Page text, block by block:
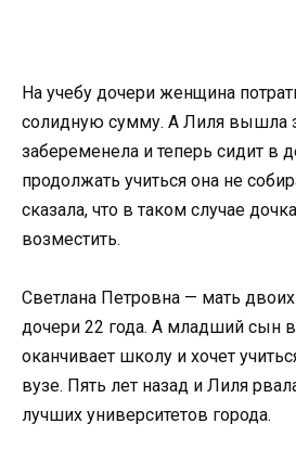
На учебу дочери женщина
солидную сумму. А Лиля вышла
забеременела и теперь сидит в
продолжать учиться она не
сказала, что в таком случае
возместить.
Светлана Петровна — мать
дочери 22 года. А младший сын
оканчивает школу и хочет
вузе. Пять лет назад и Лиля
лучших университетов города.